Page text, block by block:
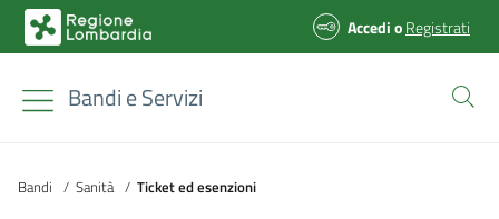
AccedioRegistrati
Bandi e Servizi
Bandi / Sanità / Ticket ed esenzioni